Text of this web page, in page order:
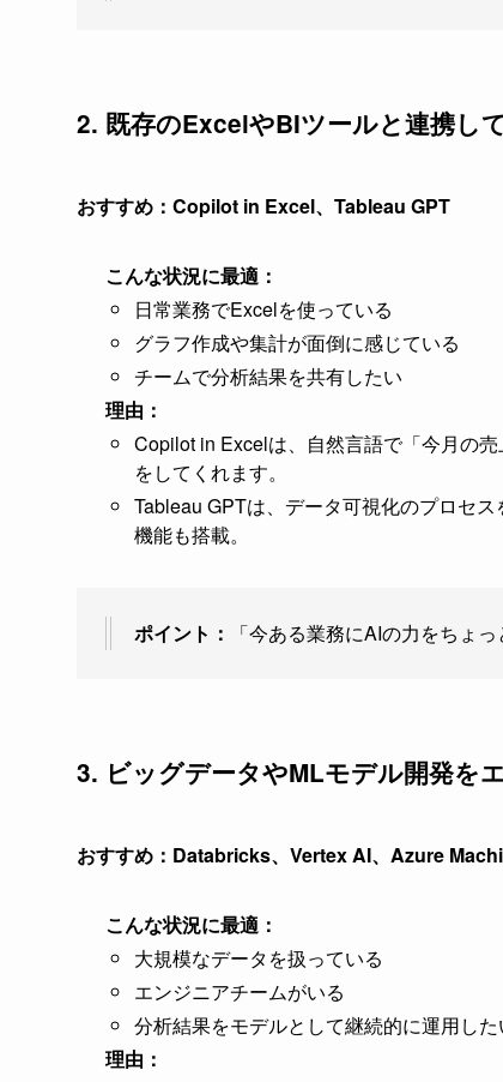
2. 既存のExcelやBIツールと連携し
おすすめ：Copilot in Excel、Tableau GPT
こんな状況に最適：
日常業務でExcelを使っている
グラフ作成や集計が面倒に感じている
チームで分析結果を共有したい
理由：
Copilot in Excelは、自然言語で「今月の
をしてくれます。
Tableau GPTは、データ可視化のプロセ
機能も搭載。
ポイント： 「今ある業務にAIの力をちょ
3. ビッグデータやMLモデル開発を
おすすめ：Databricks、Vertex AI、Azure
こんな状況に最適：
大規模なデータを扱っている
エンジニアチームがいる
分析結果をモデルとして継続的に運用した
理由：